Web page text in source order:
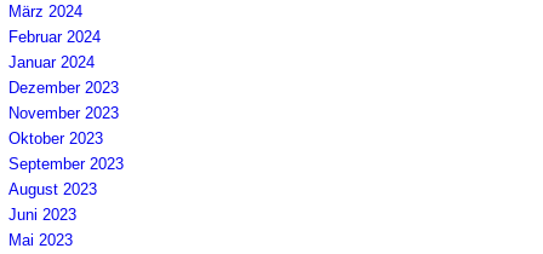
März 2024
Februar 2024
Januar 2024
Dezember 2023
November 2023
Oktober 2023
September 2023
August 2023
Juni 2023
Mai 2023